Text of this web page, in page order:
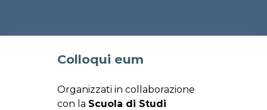
Colloqui eum
Organizzati in collaborazione
con la Scuola di Studi